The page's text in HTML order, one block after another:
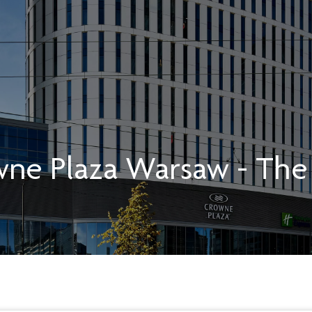
Plaza Warsaw -